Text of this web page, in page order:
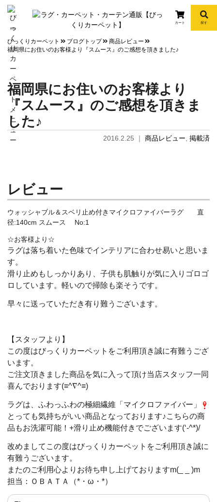
info
カート 探す
びっくりカーペット ブログトップ
商品レビュー
福岡県にお住いのお客様より『スムース』のご感想を頂きました♪
福岡県にお住いのお客様より
『スムース』のご感想を頂きま
した♪
2016.2.25 ｜ 商品レビュー 掲載済
レビュー
ウォッシャブル＆スベリ止め付きマイクロファイバーラグ 直
径:140cm スムース No:1
☆お客様より☆
ラグは落ち着いた色味でインテリアに合わせ易いと思いま
す。
滑り止めもしっかりあり、子供も肌触りが気に入りゴロゴ
ロしています。 軽いので掃除も楽そうです。
早々に送っていただき有り難うございます。
【スタッフより】
この度はびっくりカーペットをご利用頂き誠に有難うござ
います。
ご注文頂きました商品を気に入って頂け当店スタッフ一同
喜んでおります(≡^∇^≡)
ラグは、ふわっふわの極細繊維「マイクロファイバー」
とっても気持ちがいい商品となっております♪こちらの商
品もお洗濯可能！+滑り止め機能付きでございます(‘-^*)/
改めましてこの度はびっくりカーペットをご利用頂き誠に
有難うございます。
またのご利用心よりお待ち申し上げておりますm(_ _ )m
担当：ＯＢＡＴＡ（*・ω・*）